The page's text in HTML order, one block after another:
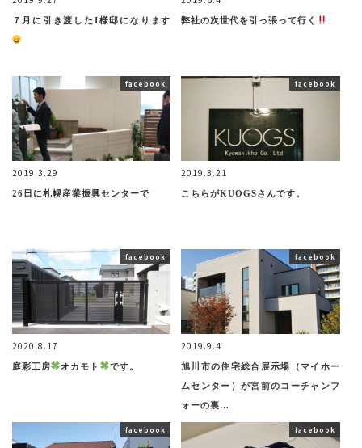
７月に引き渡したI様邸になります 弊社の次世代を引っ張って行く
facebook
2019.3.29
26日に札幌産業振興センターで
facebook
2019.3.21
こちらがKUOGSさんです。
facebook
2020.8.17
庭彩工房 オカモト です。
facebook
2019.9.4
旭川市の住宅総合展示場（マイホー
ムセンター）が宮前のコーチャンフ
ォーの裏…
facebook facebook